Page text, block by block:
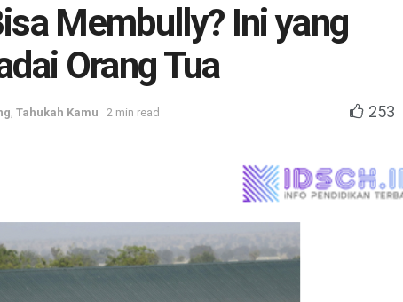
Membully? Ini yang
Orang Tua
Tahukah Kamu 2 min read 253